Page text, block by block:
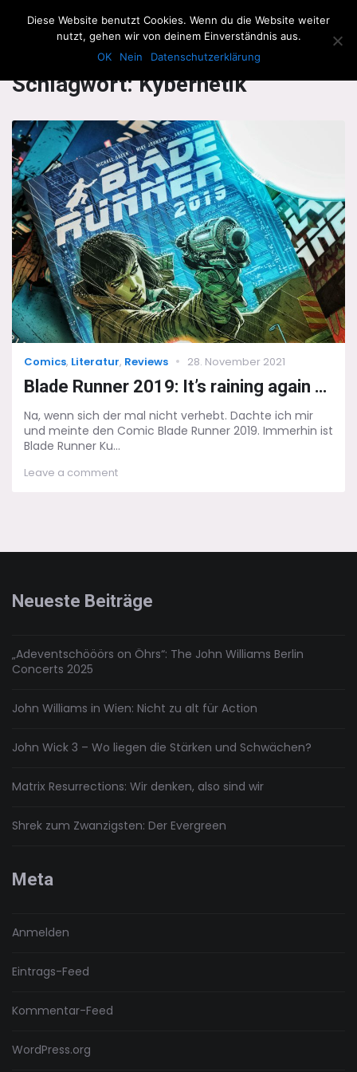
The Howling Men
Schlagwort:Kybernetik
Categories
Comics, Literatur, Reviews
Posted
28. November 2021
Blade Runner 2019: It’s raining again …
Na, wenn sich der mal nicht verhebt. Dachte ich mir
und meinte den Comic Blade Runner 2019. Immerhin ist
Blade Runner Ku...
Leave a commenton
Neueste Beiträge
„Adeventschööörs on Öhrs“: The John Williams Berlin
Concerts 2025
John Williams in Wien: Nicht zu alt für Action
John Wick 3 – Wo liegen die Stärken und Schwächen?
Matrix Resurrections: Wir denken, also sind wir
Shrek zum Zwanzigsten: Der Evergreen
Meta
Anmelden
Eintrags-Feed
Kommentar-Feed
WordPress.org
Diese Website benutzt Cookies. Wenn du die Website weiter
nutzt, gehen wir von deinem Einverständnis aus.
OK
Nein Datenschutzerklärung